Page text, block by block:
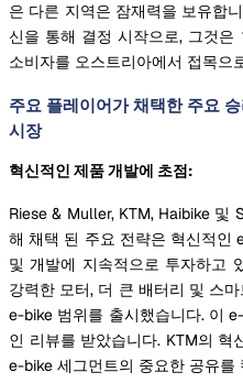
은 다른 지역은 잠재력을 보유합
신을 통해 결정 시작으로, 그것
소비자를 오스트리아에서 접목으
주요 플레이어가 채택한 주요
시장
혁신적인 제품 개발에 초점:
Riese & Muller, KTM, Haibike 및
해 채택 된 주요 전략은 혁신적인
및 개발에 지속적으로 투자하고
강력한 모터, 더 큰 배터리 및 스
e-bike 범위를 출시했습니다. 이
인 리뷰를 받았습니다. KTM의 혁
e-bike 세그먼트의 중요한 공유를